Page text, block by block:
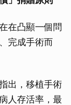
在凸顯一個問
完成手術而
出，移植手術
人存活率，最